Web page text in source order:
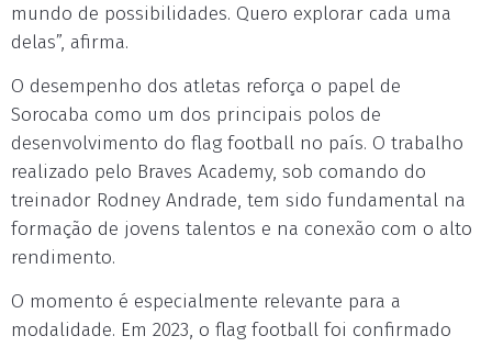
mundo de possibilidades. Quero explorar cada uma
delas”, afirma.
O desempenho dos atletas reforça o papel de
Sorocaba como um dos principais polos de
desenvolvimento do flag football no país. O trabalho
realizado pelo Braves Academy, sob comando do
treinador Rodney Andrade, tem sido fundamental na
formação de jovens talentos e na conexão com o alto
rendimento.
O momento é especialmente relevante para a
modalidade. Em 2023, o flag football foi confirmado